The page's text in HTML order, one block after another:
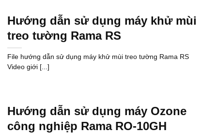
Hướng dẫn sử dụng máy khử mùi
treo tường Rama RS
File hướng dẫn sử dụng máy khử mùi treo tường Rama RS
Video giới [...]
Hướng dẫn sử dụng máy Ozone
công nghiệp Rama RO-10GH